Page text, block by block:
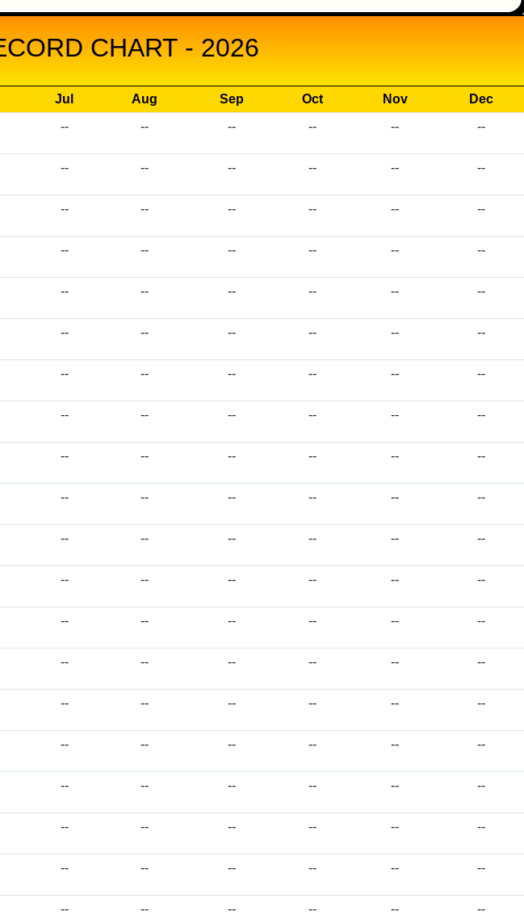
CHART - 2026
Jul Aug Sep Oct Nov
Dec
-- -- -- -- -- --
-- -- -- -- -- --
-- -- -- -- -- --
-- -- -- -- -- --
-- -- -- -- -- --
-- -- -- -- -- --
-- -- -- -- -- --
-- -- -- -- -- --
-- -- -- -- -- --
-- -- -- -- -- --
-- -- -- -- -- --
-- -- -- -- -- --
-- -- -- -- -- --
-- -- -- -- -- --
-- -- -- -- -- --
-- -- -- -- -- --
-- -- -- -- -- --
-- -- -- -- -- --
-- -- -- -- -- --
-- -- -- -- -- --